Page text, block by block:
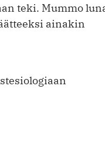
teki. Mummo
ainakin